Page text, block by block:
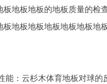
地板地板的地板质量的检
地板地板地板地板地板地
：云杉木体育地板对球的